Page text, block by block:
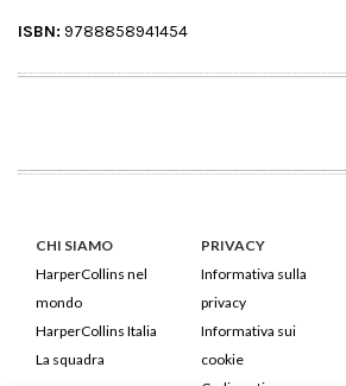
ISBN: 9788858941454
CHI SIAMO
HarperCollins nel
mondo
HarperCollins Italia
La squadra
PRIVACY
Informativa sulla
privacy
Informativa sui
cookie